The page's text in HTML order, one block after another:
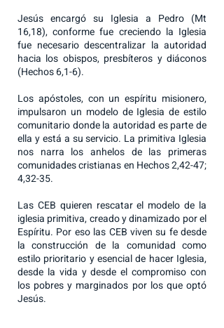
Jesús encargó su Iglesia a Pedro (Mt
16,18), conforme fue creciendo la Iglesia
fue necesario descentralizar la autoridad
hacia los obispos, presbíteros y diáconos
(Hechos 6,1-6).
Los apóstoles, con un espíritu misionero,
impulsaron un modelo de Iglesia de estilo
comunitario donde la autoridad es parte de
ella y está a su servicio. La primitiva Iglesia
nos narra los anhelos de las primeras
comunidades cristianas en Hechos 2,42-47;
4,32-35.
Las CEB quieren rescatar el modelo de la
iglesia primitiva, creado y dinamizado por el
Espíritu. Por eso las CEB viven su fe desde
la construcción de la comunidad como
estilo prioritario y esencial de hacer Iglesia,
desde la vida y desde el compromiso con
los pobres y marginados por los que optó
Jesús.